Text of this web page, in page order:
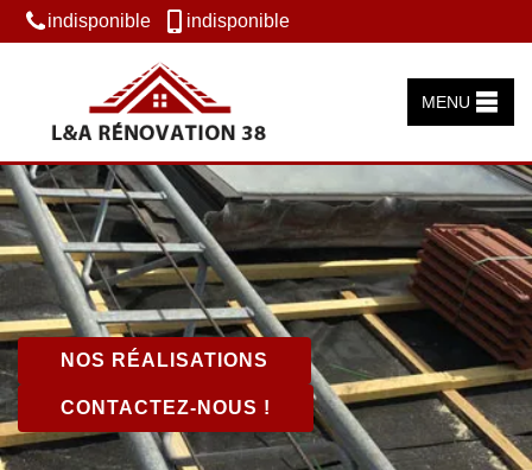
indisponible indisponible
MENU
NOS RÉALISATIONS
CONTACTEZ-NOUS !